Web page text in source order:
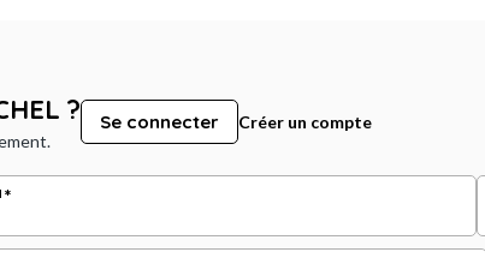
? Se connecter Créer un compte